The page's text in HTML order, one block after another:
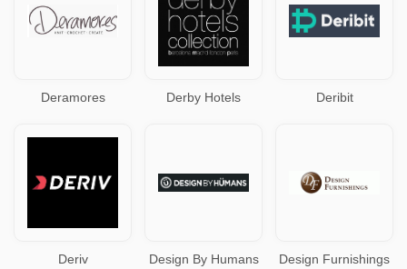
Deramores Derby Hotels Deribit
Deriv Design By Humans Design Furnishings